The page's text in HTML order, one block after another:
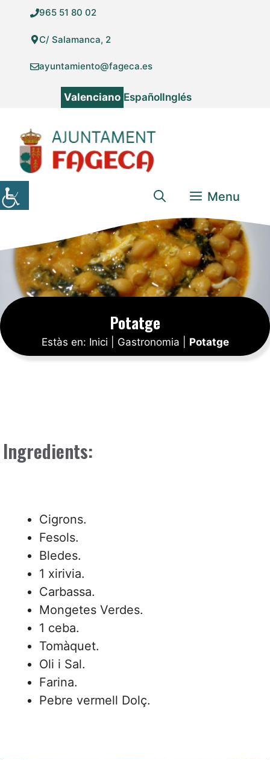
contingut
965 51 80 02
C/ Salamanca, 2
ayuntamiento@fageca.es
Valenciano EspañolInglés
Menu
Potatge
Estàs en: Inici Gastronomia Potatge
Ingredients:
Cigrons.
Fesols.
Bledes.
1 xirivia.
Carbassa.
Mongetes Verdes.
1 ceba.
Tomàquet.
Oli i Sal.
Farina.
Pebre vermell Dolç.